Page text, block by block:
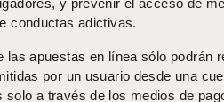
y prevenir el acceso de
conductas adictivas.
las apuestas en línea sólo podrán
por un usuario desde una
solo a través de los medios de